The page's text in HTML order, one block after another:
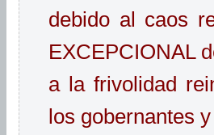
debido al caos
EXCEPCIONAL
a la frivolidad
los gobernantes